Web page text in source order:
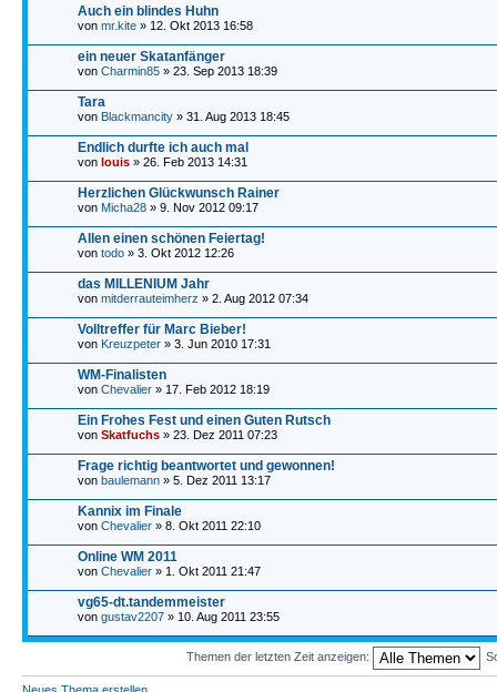
Auch ein blindes Huhn
von mr.kite » 12. Okt 2013 16:58
ein neuer Skatanfänger
von Charmin85 » 23. Sep 2013 18:39
Tara
von Blackmancity » 31. Aug 2013 18:45
Endlich durfte ich auch mal
von louis » 26. Feb 2013 14:31
Herzlichen Glückwunsch Rainer
von Micha28 » 9. Nov 2012 09:17
Allen einen schönen Feiertag!
von todo » 3. Okt 2012 12:26
das MILLENIUM Jahr
von mitderrauteimherz » 2. Aug 2012 07:34
Volltreffer für Marc Bieber!
von Kreuzpeter » 3. Jun 2010 17:31
WM-Finalisten
von Chevalier » 17. Feb 2012 18:19
Ein Frohes Fest und einen Guten Rutsch
von Skatfuchs » 23. Dez 2011 07:23
Frage richtig beantwortet und gewonnen!
von baulemann » 5. Dez 2011 13:17
Kannix im Finale
von Chevalier » 8. Okt 2011 22:10
Online WM 2011
von Chevalier » 1. Okt 2011 21:47
vg65-dt.tandemmeister
von gustav2207 » 10. Aug 2011 23:55
Themen der letzten Zeit anzeigen: